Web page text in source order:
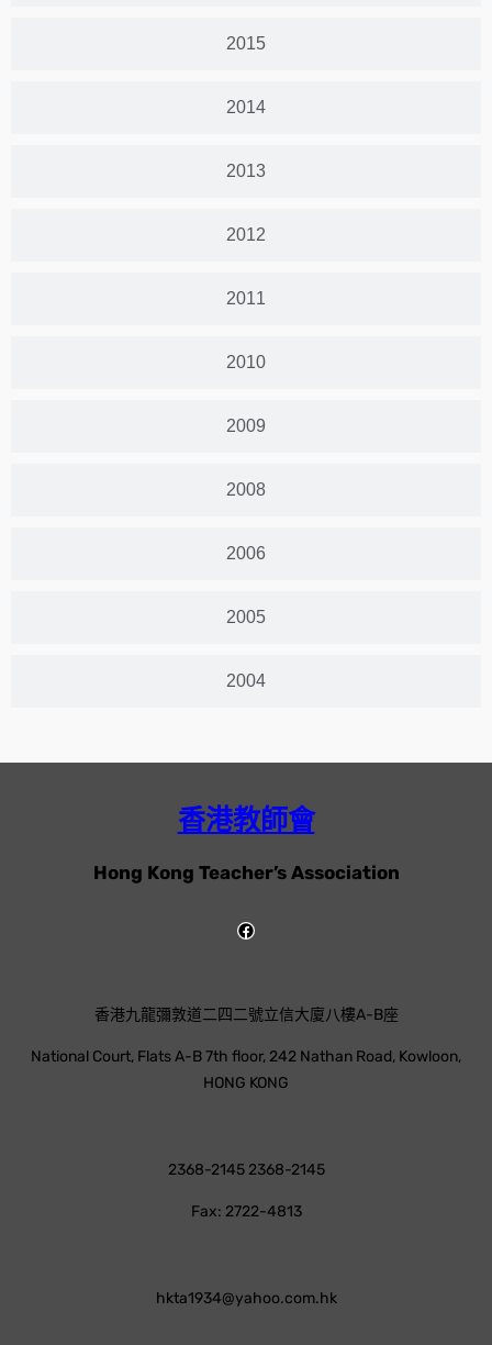
2015
2014
2013
2012
2011
2010
2009
2008
2006
2005
2004
香港教師會
Hong Kong Teacher’s Association
香港九龍彌敦道二四二號立信大廈八樓A-B座
National Court, Flats A-B 7th floor, 242 Nathan Road, Kowloon,
HONG KONG
2368-2145 2368-2145
Fax: 2722-4813
hkta1934@yahoo.com.hk